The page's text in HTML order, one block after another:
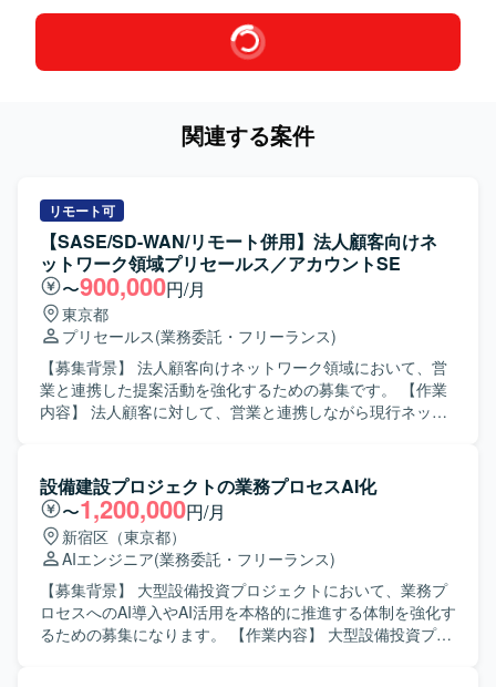
関連する案件
リモート可
【SASE/SD-WAN/リモート併用】法人顧客向けネ
ットワーク領域プリセールス／アカウントSE
〜900,000円/月
東京都
プリセールス(業務委託・フリーランス)
【募集背景】 法人顧客向けネットワーク領域において、営
業と連携した提案活動を強化するための募集です。 【作業
内容】 法人顧客に対して、営業と連携しながら現行ネット
ち合わせやヒアリングを通じて要件を整理し、提案資料の
作成やソリューションの検討をリードしていただきます。
【求める人物像】 顧客視点で課題を整理し、自ら主体的に
提案活動をリードできる方を求めています。関係者と円滑
にコミュニケーションを取りながら業務を推進できる方を
歓迎いたします。 【ポジションの魅力】 法人顧客のネット
ワーク領域における上流工程から提案まで一貫して関わる
ことができ、最新のネットワークトレンドやソリューショ
設備建設プロジェクトの業務プロセスAI化
〜1,200,000円/月
新宿区（東京都）
AIエンジニア(業務委託・フリーランス)
【募集背景】 大型設備投資プロジェクトにおいて、業務プ
ロセスへのAI導入やAI活用を本格的に推進する体制を強化す
るための募集になります。 【作業内容】 大型設備投資プロ